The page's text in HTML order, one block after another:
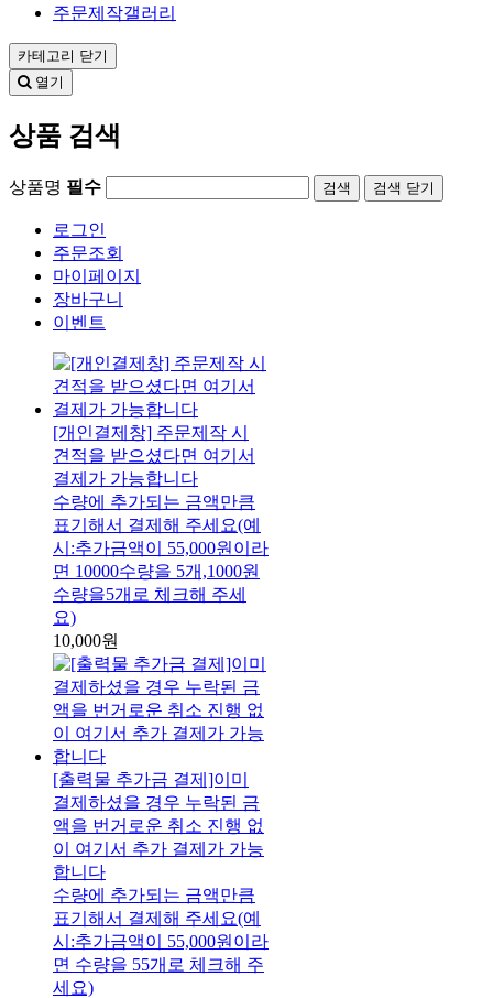
주문제작갤러리
카테고리 닫기
열기
상품 검색
상품명 필수 검색 닫기
로그인
주문조회
마이페이지
장바구니
이벤트
[개인결제창] 주문제작 시
견적을 받으셨다면 여기서
결제가 가능합니다
수량에 추가되는 금액만큼
표기해서 결제해 주세요(예
시:추가금액이 55,000원이라
면 10000수량을 5개,1000원
수량을5개로 체크해 주세
요)
10,000원
[출력물 추가금 결제]이미
결제하셨을 경우 누락된 금
액을 번거로운 취소 진행 없
이 여기서 추가 결제가 가능
합니다
수량에 추가되는 금액만큼
표기해서 결제해 주세요(예
시:추가금액이 55,000원이라
면 수량을 55개로 체크해 주
세요)